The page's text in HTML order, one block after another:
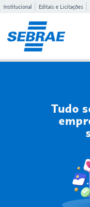
Institucional Editais e Licitações